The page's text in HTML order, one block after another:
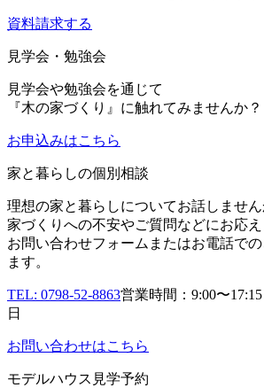
資料請求する
見学会・勉強会
見学会や勉強会を通じて
『木の家づくり』に触れてみませんか？
お申込みはこちら
家と暮らしの個別相談
理想の家と暮らしについてお話しません
家づくりへの不安やご質問などにお応え
お問い合わせフォームまたはお電話で
ます。
TEL: 0798-52-8863営業時間：9:00〜
日
お問い合わせはこちら
モデルハウス見学予約